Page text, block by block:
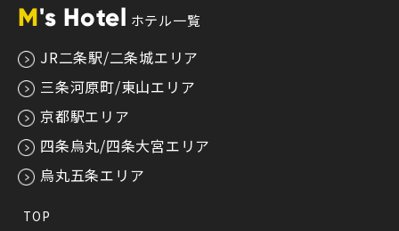
TOP
M's Hotel ホテル一覧
JR二条駅/二条城エリア
三条河原町/東山エリア
京都駅エリア
四条烏丸/四条大宮エリア
烏丸五条エリア